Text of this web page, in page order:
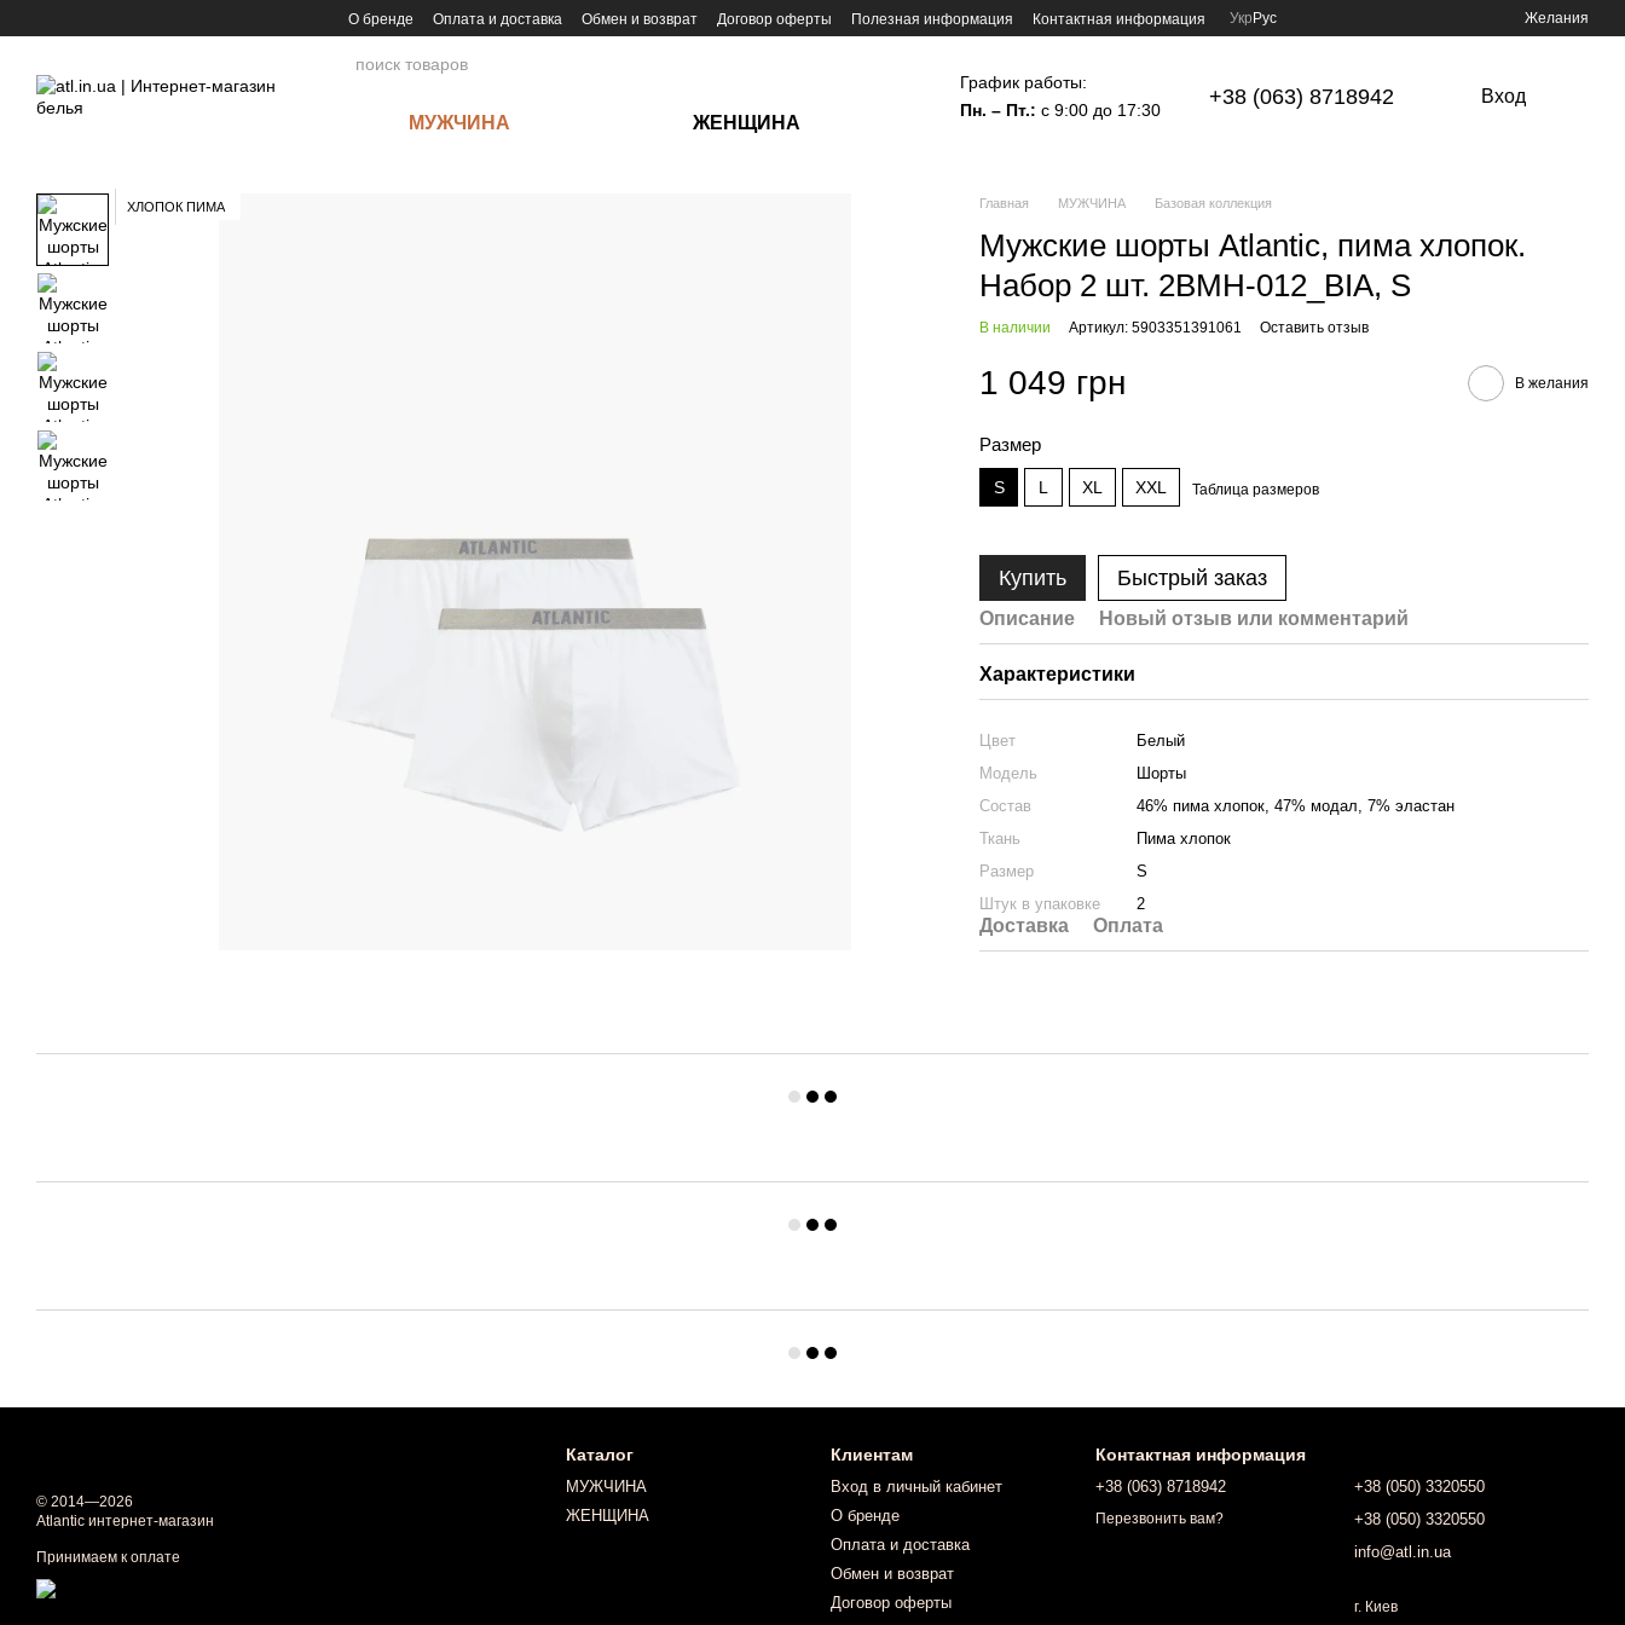
О бренде Оплата и доставка Обмен и возврат Договор оферты Полезная информация Контактная информация Укр Рус Желания
МУЖЧИНА ЖЕНЩИНА
График работы:
Пн. – Пт.: с 9:00 до 17:30
+38 (063) 8718942 Вход
ХЛОПОК ПИМА Главная МУЖЧИНА Базовая коллекция
Мужские шорты Atlantic, пима хлопок.
Набор 2 шт. 2BMH-012_BIA, S
В наличии Артикул: 5903351391061 Оставить отзыв
1 049 грн В желания
Размер
S L XL XXL Таблица размеров
Купить Быстрый заказ
Описание Новый отзыв или комментарий
Характеристики
Цвет
Белый
Модель
Шорты
Состав
46% пима хлопок, 47% модал, 7% эластан
Ткань
Пима хлопок
Размер
S
Штук в упаковке
2
Доставка Оплата
© 2014—2026
Atlantic интернет-магазин
Принимаем к оплате
Каталог
МУЖЧИНА
ЖЕНЩИНА
Клиентам
Вход в личный кабинет
О бренде
Оплата и доставка
Обмен и возврат
Договор оферты
Контактная информация
+38 (063) 8718942
Перезвонить вам?
+38 (050) 3320550
+38 (050) 3320550
info@atl.in.ua
г. Киев